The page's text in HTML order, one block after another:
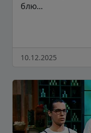
блю...
10.12.2025